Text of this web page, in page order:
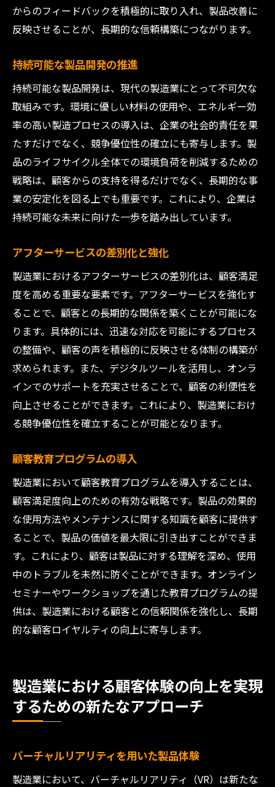
からのフィードバックを積極的に取り入れ、製品改善に
反映させることが、長期的な信頼構築につながります。
持続可能な製品開発の推進
持続可能な製品開発は、現代の製造業にとって不可欠な
取組みです。環境に優しい材料の使用や、エネルギー効
率の高い製造プロセスの導入は、企業の社会的責任を果
たすだけでなく、競争優位性の確立にも寄与します。製
品のライフサイクル全体での環境負荷を削減するための
戦略は、顧客からの支持を得るだけでなく、長期的な事
業の安定化を図る上でも重要です。これにより、企業は
持続可能な未来に向けた一歩を踏み出しています。
アフターサービスの差別化と強化
製造業におけるアフターサービスの差別化は、顧客満足
度を高める重要な要素です。アフターサービスを強化す
ることで、顧客との長期的な関係を築くことが可能にな
ります。具体的には、迅速な対応を可能にするプロセス
の整備や、顧客の声を積極的に反映させる体制の構築が
求められます。また、デジタルツールを活用し、オンラ
インでのサポートを充実させることで、顧客の利便性を
向上させることができます。これにより、製造業におけ
る競争優位性を確立することが可能となります。
顧客教育プログラムの導入
製造業において顧客教育プログラムを導入することは、
顧客満足度向上のための有効な戦略です。製品の効果的
な使用方法やメンテナンスに関する知識を顧客に提供す
ることで、製品の価値を最大限に引き出すことができま
す。これにより、顧客は製品に対する理解を深め、使用
中のトラブルを未然に防ぐことができます。オンライン
セミナーやワークショップを通じた教育プログラムの提
供は、製造業における顧客との信頼関係を強化し、長期
的な顧客ロイヤルティの向上に寄与します。
製造業における顧客体験の向上を実現
するための新たなアプローチ
バーチャルリアリティを用いた製品体験
製造業において、バーチャルリアリティ（VR）は新たな